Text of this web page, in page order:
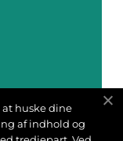
at huske dine
af indhold og